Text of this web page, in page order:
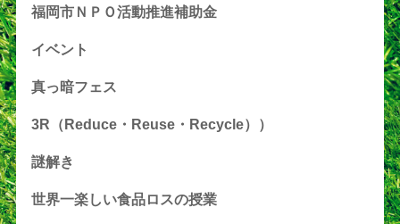
福岡市ＮＰＯ活動推進補助金
イベント
真っ暗フェス
3R（Reduce・Reuse・Recycle））
謎解き
世界一楽しい食品ロスの授業